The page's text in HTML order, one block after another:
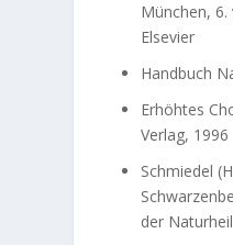
München,
Elsevier
Handbuch
Erhöhtes
Verlag, 1996
Schmiedel
der